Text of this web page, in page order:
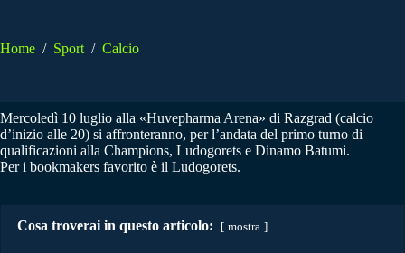
Home / Sport / Calcio
Mercoledì 10 luglio alla «Huvepharma Arena» di Razgrad (calcio
d’inizio alle 20) si affronteranno, per l’andata del primo turno di
qualificazioni alla Champions, Ludogorets e Dinamo Batumi.
Per i bookmakers favorito è il Ludogorets.
Cosa troverai in questo articolo: mostra